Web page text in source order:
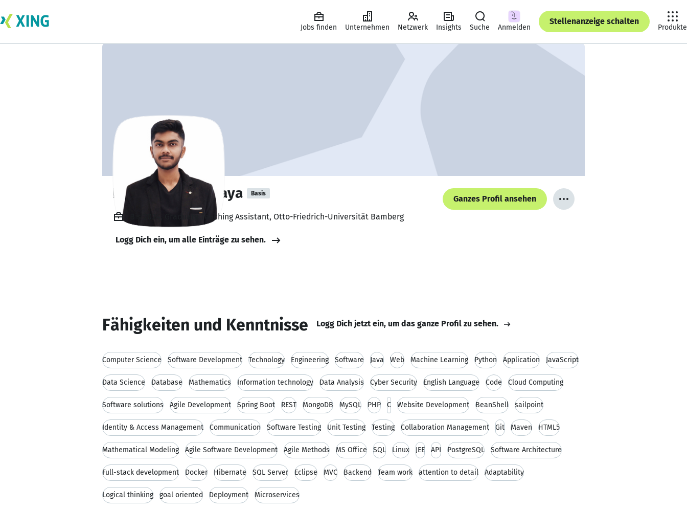
Jobs finden Unternehmen Netzwerk Insights Suche Anmelden
Stellenanzeige schalten
Produkte
Pranav Mruthunjaya Basis
Ganzes Profil ansehen
Bis 2024, Graduate Teaching Assistant, Otto-Friedrich-Universität Bamberg
Logg Dich ein, um alle Einträge zu sehen.
Fähigkeiten und Kenntnisse Logg Dich jetzt ein, um das ganze Profil zu sehen.
Computer Science Software Development Technology Engineering Software Java Web Machine Learning Python Application JavaScript
Data Science Database Mathematics Information technology Data Analysis Cyber Security English Language Code Cloud Computing
Software solutions Agile Development Spring Boot REST MongoDB MySQL PHP C Website Development BeanShell sailpoint
Identity & Access Management Communication Software Testing Unit Testing Testing Collaboration Management Git Maven HTML5
Mathematical Modeling Agile Software Development Agile Methods MS Office SQL Linux JEE API PostgreSQL Software Architecture
Full-stack development Docker Hibernate SQL Server Eclipse MVC Backend Team work attention to detail Adaptability
Logical thinking goal oriented Deployment Microservices